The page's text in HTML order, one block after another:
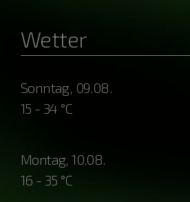
Wetter
Sonntag, 09.08.
15 - 34 °C
Montag, 10.08.
16 - 35 °C